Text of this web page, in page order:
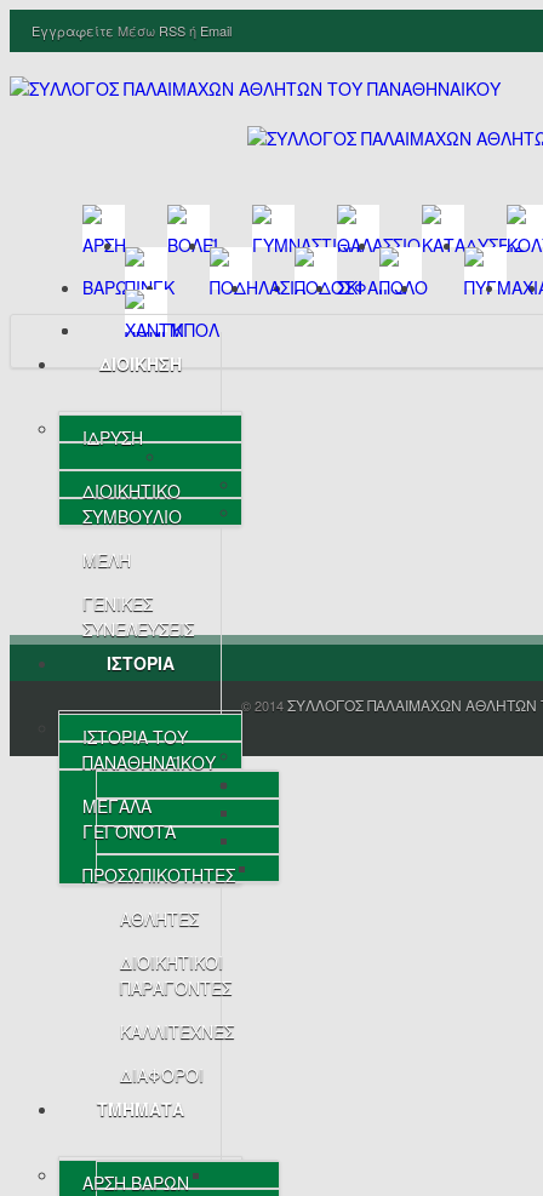
Εγγραφείτε Μέσω RSSή Email
ΔΙΟΙΚΗΣΗ
ΙΔΡΥΣΗ
ΔΙΟΙΚΗΤΙΚΟ
ΣΥΜΒΟΥΛΙΟ
ΜΕΛΗ
ΓΕΝΙΚΕΣ
ΣΥΝΕΛΕΥΣΕΙΣ
ΙΣΤΟΡΙΑ
ΙΣΤΟΡΙΑ ΤΟΥ
ΠΑΝΑΘΗΝΑΪΚΟΥ
ΜΕΓΑΛΑ
ΓΕΓΟΝΟΤΑ
ΠΡΟΣΩΠΙΚΟΤΗΤΕΣ
ΑΘΛΗΤΕΣ
ΔΙΟΙΚΗΤΙΚΟΙ
ΠΑΡΑΓΟΝΤΕΣ
ΚΑΛΛΙΤΕΧΝΕΣ
ΔΙΑΦΟΡΟΙ
ΤΜΗΜΑΤΑ
ΑΡΣΗ ΒΑΡΩΝ
© 2014ΣΥΛΛΟΓΟΣ ΠΑΛΑΙΜΑΧΩΝ ΑΘΛΗΤΩΝ